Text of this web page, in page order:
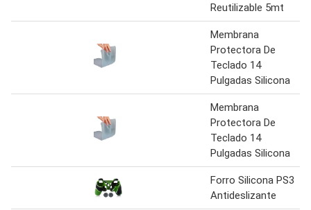
Reutilizable 5mt
Membrana
Protectora De
Teclado 14
Pulgadas Silicona
Membrana
Protectora De
Teclado 14
Pulgadas Silicona
Forro Silicona PS3
Antideslizante